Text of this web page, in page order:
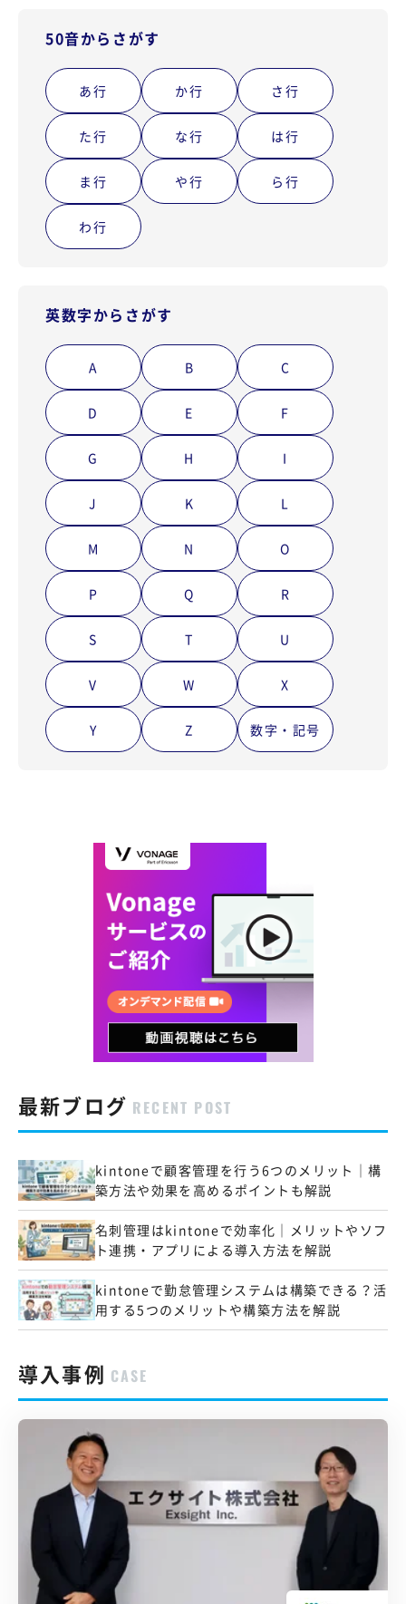
50音からさがす
あ行 か行 さ行
た行 な行 は行
ま行 や行 ら行
わ行
英数字からさがす
A B C
D E F
G H I
J K L
M N O
P Q R
S T U
V W X
Y Z 数字・記号
最新ブログ RECENT POST
kintoneで顧客管理を行う6つのメリット｜構
築方法や効果を高めるポイントも解説
名刺管理はkintoneで効率化｜メリットやソフ
ト連携・アプリによる導入方法を解説
kintoneで勤怠管理システムは構築できる？活
用する5つのメリットや構築方法を解説
導入事例 CASE